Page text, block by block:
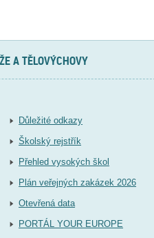
A TĚLOVÝCHOVY
Důležité odkazy
Školský rejstřík
Přehled vysokých škol
Plán veřejných zakázek 2026
Otevřená data
PORTÁL YOUR EUROPE